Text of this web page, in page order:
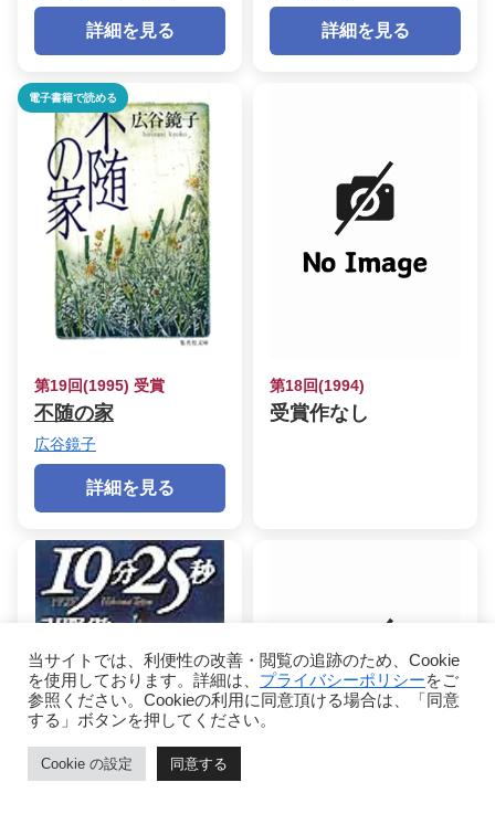
詳細を見る 詳細を見る
電子書籍で読める
第19回(1995) 受賞
不随の家
広谷鏡子
詳細を見る
第18回(1994)
受賞作なし
当サイトでは、利便性の改善・閲覧の追跡のため、Cookie
を使用しております。詳細は、 プライバシーポリシーをご
参照ください。Cookieの利用に同意頂ける場合は、「同意
する」ボタンを押してください。
Cookie の設定 同意する